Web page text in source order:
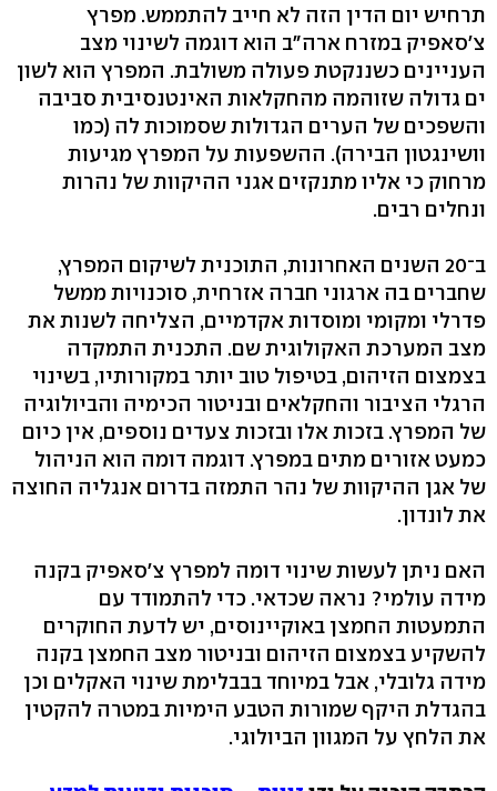
תרחיש יום הדין הזה לא חייב להתממש. מפרץ
צ'סאפיק במזרח ארה"ב הוא דוגמה לשינוי מצב
העניינים כשננקטת פעולה משולבת. המפרץ הוא לשון
ים גדולה שזוהמה מהחקלאות האינטנסיבית סביבה
והשפכים של הערים הגדולות שסמוכות לה (כמו
וושינגטון הבירה). ההשפעות על המפרץ מגיעות
מרחוק כי אליו מתנקזים אגני ההיקוות של נהרות
ונחלים רבים.
ב־20 השנים האחרונות, התוכנית לשיקום המפרץ,
שחברים בה ארגוני חברה אזרחית, סוכנויות ממשל
פדרלי ומקומי ומוסדות אקדמיים, הצליחה לשנות את
מצב המערכת האקולוגית שם. התכנית התמקדה
בצמצום הזיהום, בטיפול טוב יותר במקורותיו, בשינוי
הרגלי הציבור והחקלאים ובניטור הכימיה והביולוגיה
של המפרץ. בזכות אלו ובזכות צעדים נוספים, אין כיום
כמעט אזורים מתים במפרץ. דוגמה דומה הוא הניהול
של אגן ההיקוות של נהר התמזה בדרום אנגליה החוצה
את לונדון.
האם ניתן לעשות שינוי דומה למפרץ צ'סאפיק בקנה
מידה עולמי? נראה שכדאי. כדי להתמודד עם
התמעטות החמצן באוקיינוסים, יש לדעת החוקרים
להשקיע בצמצום הזיהום ובניטור מצב החמצן בקנה
מידה גלובלי, אבל במיוחד בבבלימת שינוי האקלים וכן
בהגדלת היקף שמורות הטבע הימיות במטרה להקטין
את הלחץ על המגוון הביולוגי.